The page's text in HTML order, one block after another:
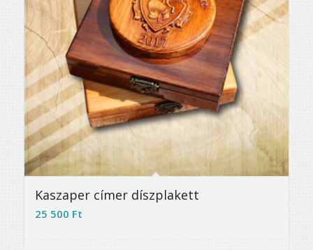
Kaszaper címer díszplakett
25 500 Ft